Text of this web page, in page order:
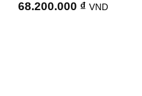
68.200.000 ₫ VND